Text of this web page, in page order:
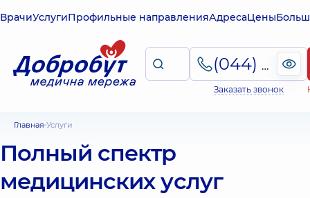
ВрачиУслугиПрофильные направленияАдресаЦены
(044) 495-2-888
Заказать звонок
Главная Услуги
Полный спектр
медицинских услуг